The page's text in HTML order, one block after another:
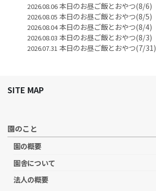
2026.08.06本日のお昼ご飯とおやつ(8/6)
2026.08.05 本日のお昼ご飯とおやつ(8/5)
2026.08.04本日のお昼ご飯とおやつ(8/4)
2026.08.03 本日のお昼ご飯とおやつ(8/3)
2026.07.31 本日のお昼ご飯とおやつ(7/31)
SITE MAP
園のこと
園の概要
園舎について
法人の概要